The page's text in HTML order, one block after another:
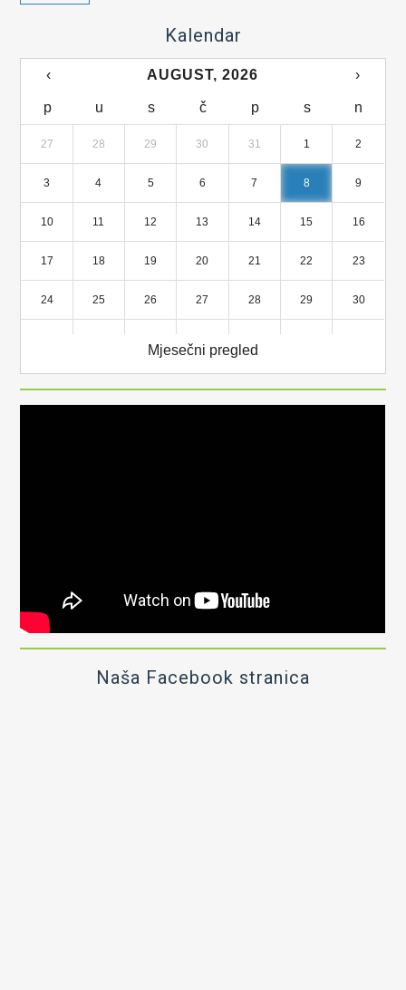
Kalendar
‹ AUGUST, 2026 ›
p u s č p s n
27 28 29 30 31 1 2
3 4 5 6 7 8 9
10 11 12 13 14 15 16
17 18 19 20 21 22 23
24 25 26 27 28 29 30
Mjesečni pregled
Naša Facebook stranica